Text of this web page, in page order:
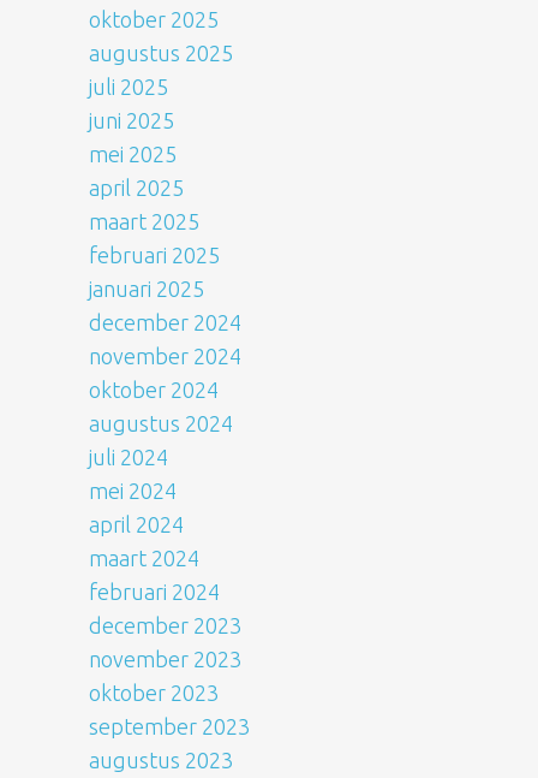
oktober 2025
augustus 2025
juli 2025
juni 2025
mei 2025
april 2025
maart 2025
februari 2025
januari 2025
december 2024
november 2024
oktober 2024
augustus 2024
juli 2024
mei 2024
april 2024
maart 2024
februari 2024
december 2023
november 2023
oktober 2023
september 2023
augustus 2023